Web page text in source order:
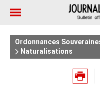
Ordonnances
Naturalisations